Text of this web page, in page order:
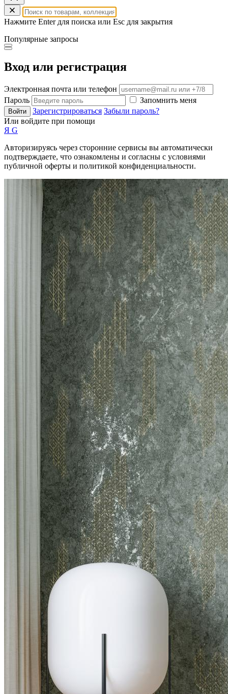
Нажмите Enter для поиска или Esc для закрытия
Популярные запросы
Вход или регистрация
Электронная почта или телефон
Пароль
Запомнить меня
Войти Зарегистрироваться Забыли пароль?
Или войдите при помощи
Я G
Авторизируясь через сторонние сервисы вы автоматически
подтверждаете, что ознакомлены и согласны с условиями
публичной оферты и политикой конфиденциальности.